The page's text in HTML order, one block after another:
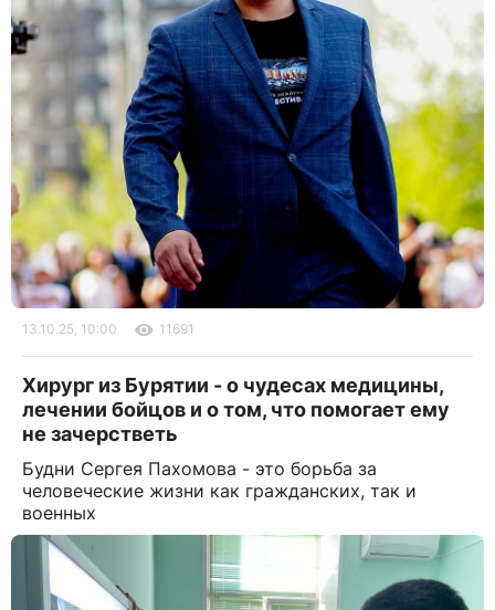
13.10.25, 10:00 11691
Хирург из Бурятии - о чудесах медицины,
лечении бойцов и о том, что помогает ему
не зачерстветь
Будни Сергея Пахомова - это борьба за
человеческие жизни как гражданских, так и
военных